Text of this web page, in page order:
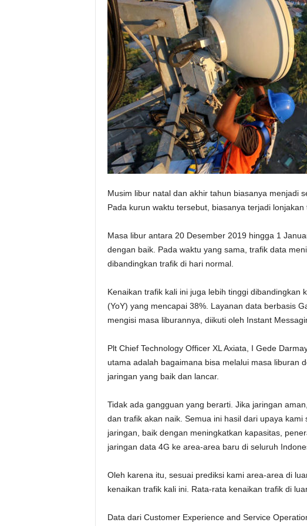
Musim libur natal dan akhir tahun biasanya menjadi
Pada kurun waktu tersebut, biasanya terjadi lonjakan
Masa libur antara 20 Desember 2019 hingga 1
dengan baik. Pada waktu yang sama, trafik data
dibandingkan trafik di hari normal.
Kenaikan trafik kali ini juga lebih tinggi dibandingkan
(YoY) yang mencapai 38%. Layanan data berbasis
mengisi masa liburannya, diikuti oleh Instant
Plt Chief Technology Officer XL Axiata, I Gede
utama adalah bagaimana bisa melalui masa liburan
jaringan yang baik dan lancar.
Tidak ada gangguan yang berarti. Jika jaringan
dan trafik akan naik. Semua ini hasil dari upaya
jaringan, baik dengan meningkatkan kapasitas,
jaringan data 4G ke area-area baru di seluruh
Oleh karena itu, sesuai prediksi kami area-area di
kenaikan trafik kali ini. Rata-rata kenaikan trafik di
Data dari Customer Experience and Service